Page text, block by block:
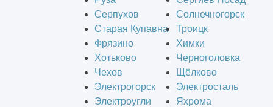
Серпухов
Солнечногорск
Старая Купавна
Троицк
Фрязино
Химки
Хотьково
Черноголовка
Чехов
Щёлково
Электрогорск
Электросталь
Электроугли
Яхрома